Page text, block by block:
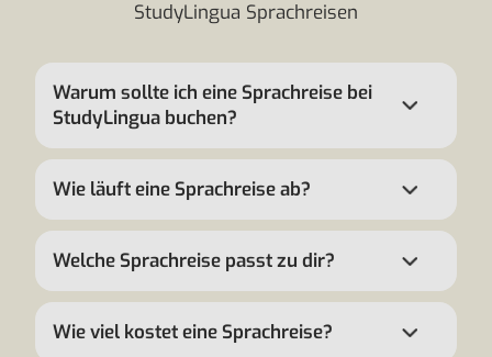
StudyLingua Sprachreisen
Warum sollte ich eine Sprachreise bei
StudyLingua buchen?
Wie läuft eine Sprachreise ab?
Welche Sprachreise passt zu dir?
Wie viel kostet eine Sprachreise?